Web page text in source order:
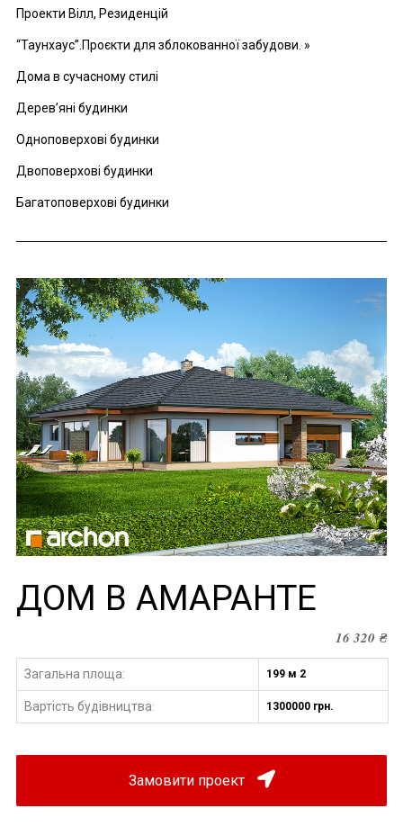
Проекти Вілл, Резиденцій
“Таунхаус”.Проєкти для зблокованної забудови. »
Дома в сучасному стилі
Дерев’яні будинки
Одноповерхові будинки
Двоповерхові будинки
Багатоповерхові будинки
ДОМ В АМАРАНТЕ
16 320₴
Загальна площа: 199 м 2
Вартість будівництва: 1300000 грн.
Замовити проект